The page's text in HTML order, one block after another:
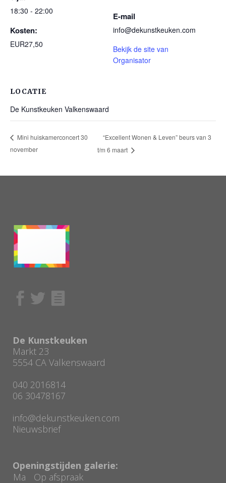
18:30 - 22:00
Kosten:
EUR27,50
E-mail
info@dekunstkeuken.com
Bekijk de site van
Organisator
LOCATIE
De Kunstkeuken Valkenswaard
Mini huiskamerconcert 30
november
“Excellent Wonen & Leven” beurs van 3
t/m 6 maart
De Kunstkeuken
Markt 23
5554 CA Valkenswaard
040 2016814
06 30478167
info@dekunstkeuken.com
Nieuwsbrief
Openingstijden galerie:
Ma
Op afspraak